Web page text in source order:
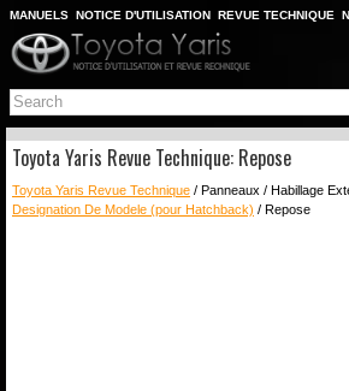
MANUELS NOTICE D'UTILISATION REVUE TECHNIQUE
PLAN DU SITE
CHERCHER
Toyota Yaris Revue Technique: Repose
Toyota Yaris Revue Technique / Panneaux / Habillage
Designation De Modele (pour Hatchback) / Repose